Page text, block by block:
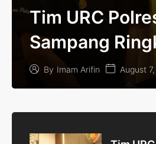
Tim URC
Sampang
Pencuri Motor
Kedungdung
By Imam Arifin August